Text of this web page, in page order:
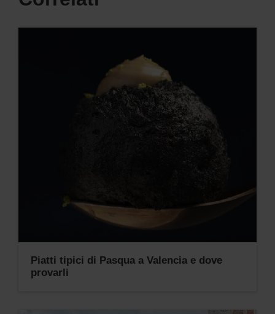
Piatti tipici di Pasqua a Valencia e dove
provarli